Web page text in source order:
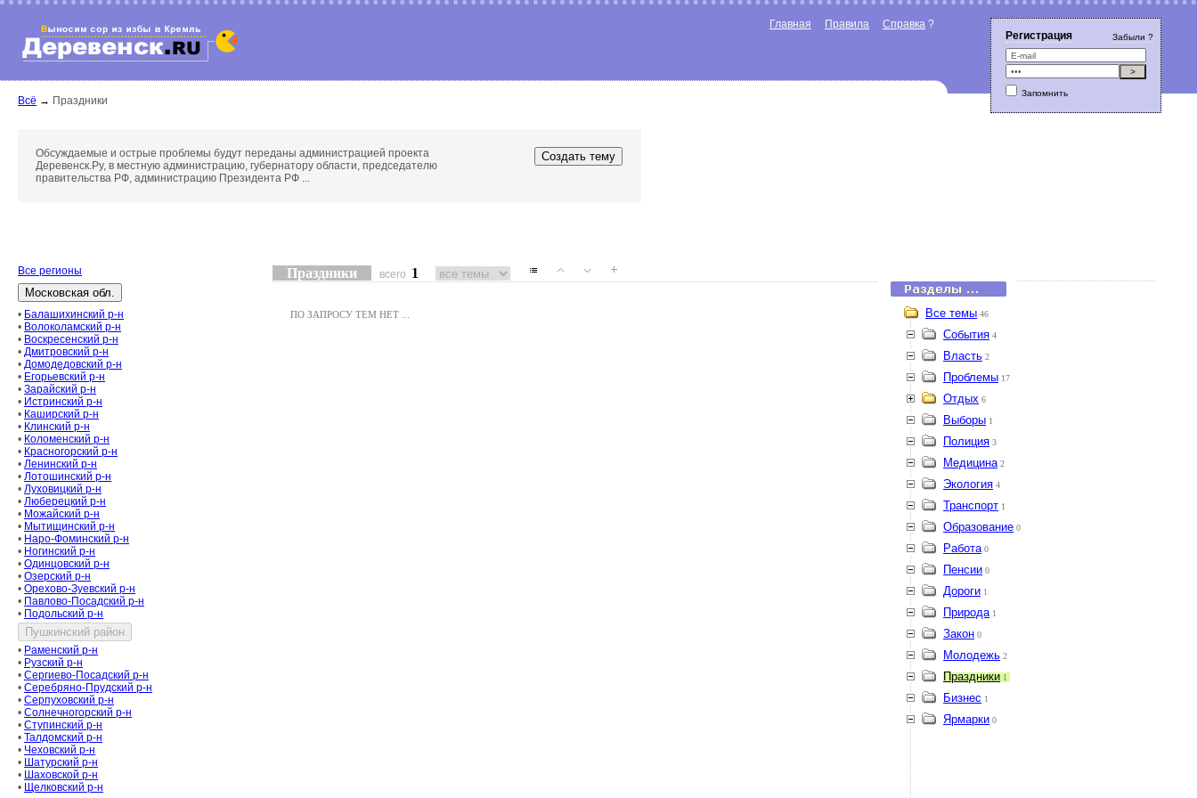
Главная Правила Справка ?
Всё → Праздники
Регистрация Забыли ?
Запомнить
Обсуждаемые и острые проблемы будут переданы администрацией проекта
Деревенск.Ру, в местную администрацию, губернатору области, председателю
правительства РФ, администрацию Президента РФ ...
Все регионы
• Балашихинский р-н
• Волоколамский р-н
• Воскресенский р-н
• Дмитровский р-н
• Домодедовский р-н
• Егорьевский р-н
• Зарайский р-н
• Истринский р-н
• Каширский р-н
• Клинский р-н
• Коломенский р-н
• Красногорский р-н
• Ленинский р-н
• Лотошинский р-н
• Луховицкий р-н
• Люберецкий р-н
• Можайский р-н
• Мытищинский р-н
• Наро-Фоминский р-н
• Ногинский р-н
• Одинцовский р-н
• Озерский р-н
• Орехово-Зуевский р-н
• Павлово-Посадский р-н
• Подольский р-н
• Раменский р-н
• Рузский р-н
• Сергиево-Посадский р-н
• Серебряно-Прудский р-н
• Серпуховский р-н
• Солнечногорский р-н
• Ступинский р-н
• Талдомский р-н
• Чеховский р-н
• Шатурский р-н
• Шаховской р-н
• Щелковский р-н
Праздники всего 1
ПО ЗАПРОСУ ТЕМ НЕТ ... Все темы 46
События 4
Власть 2
Проблемы 17
Отдых 6
Выборы 1
Полиция 3
Медицина 2
Экология 4
Транспорт 1
Образование 0
Работа 0
Пенсии 0
Дороги 1
Природа 1
Закон 0
Молодежь 2
Праздники 1
Бизнес 1
Ярмарки 0